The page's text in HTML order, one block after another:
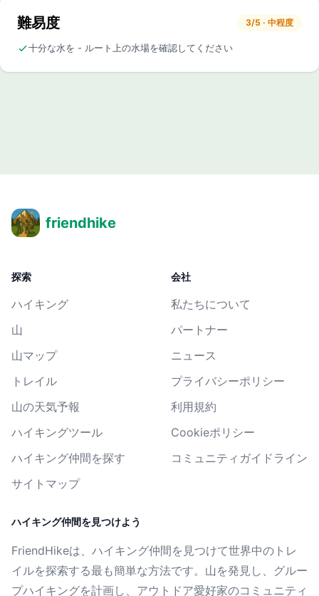
難易度 3/5 · 中程度
十分な水を - ルート上の水場を確認してください
friendhike
探索
ハイキング
山
山マップ
トレイル
山の天気予報
ハイキングツール
ハイキング仲間を探す
サイトマップ
会社
私たちについて
パートナー
ニュース
プライバシーポリシー
利用規約
Cookieポリシー
コミュニティガイドライン
ハイキング仲間を見つけよう
FriendHikeは、ハイキング仲間を見つけて世界中のトレ
イルを探索する最も簡単な方法です。山を発見し、グルー
プハイキングを計画し、アウトドア愛好家のコミュニティ